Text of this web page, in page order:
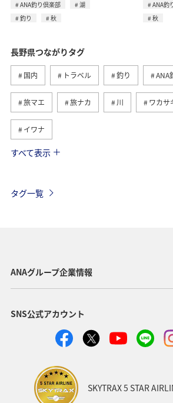
ANA釣り倶楽部
湖
釣り
秋
ANA釣
秋
長野県つながりタグ
国内 トラベル 釣り ANA
旅マエ 旅ナカ 川 ワカサ
イワナ
冬 島根県
すべて表示
タグ一覧
ANAグループ企業情報
SNS公式アカウント
SKYTRAX 5 STAR